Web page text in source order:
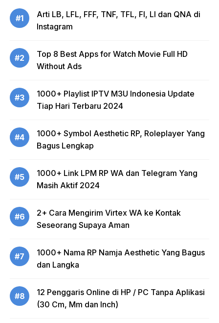
#1
Arti LB, LFL, FFF, TNF, TFL, FI, LI dan QNA di
Instagram
#2
Top 8 Best Apps for Watch Movie Full HD
Without Ads
#3
1000+ Playlist IPTV M3U Indonesia Update
Tiap Hari Terbaru 2024
#4
1000+ Symbol Aesthetic RP, Roleplayer Yang
Bagus Lengkap
#5
1000+ Link LPM RP WA dan Telegram Yang
Masih Aktif 2024
#6
2+ Cara Mengirim Virtex WA ke Kontak
Seseorang Supaya Aman
#7
1000+ Nama RP Namja Aesthetic Yang Bagus
dan Langka
#8
12 Penggaris Online di HP / PC Tanpa Aplikasi
(30 Cm, Mm dan Inch)